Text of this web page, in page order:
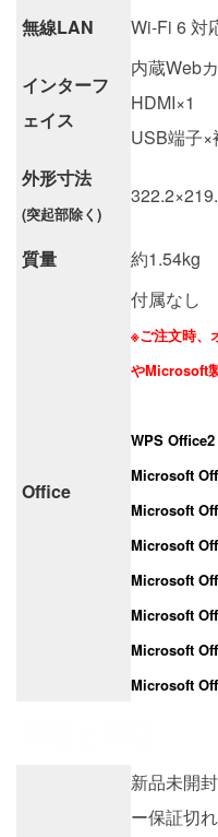
無線LAN
Wi-Fi 6 対
インターフ
ェイス
内蔵Web
HDMI×1
USB端子×
外形寸法
(突起部除く)
質量 約1.54kg
Office
付属なし
※ご注文時、
やMicrosoft
WPS Office2
Microsoft
Microsoft
Microsoft
Microsoft
Microsoft
Microsoft
Microsoft
新品未開
ー保証切れ